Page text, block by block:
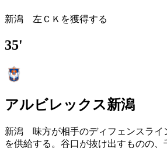
新潟 左ＣＫを獲得する
35'
アルビレックス新潟
新潟 味方が相手のディフェンスライ
を供給する。谷口が抜け出すものの